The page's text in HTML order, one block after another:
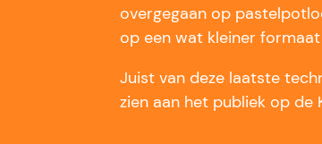
overgegaan op
op een wat kleiner
Juist van deze laatste
zien aan het publiek op de